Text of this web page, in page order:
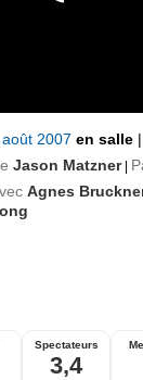
août 2007en salle |
Jason Matzner |
Agnes
Spectateurs
3,4